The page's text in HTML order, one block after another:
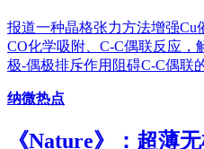
报道一种晶格张力方法增强Cu
CO化学吸附、C-C偶联反应，
极-偶极排斥作用阻碍C-C偶联
纳微热点
《Nature》：超薄